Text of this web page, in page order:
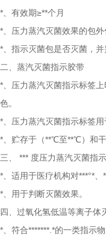
*、有效期≥**个月
*、压力蒸汽灭菌效果的包
*、指示灭菌包是否灭菌，并
二、蒸汽灭菌指示胶带
*、压力蒸汽灭菌指示标签
色。
*、压力蒸汽灭菌指示标签
*、贮存于（**℃至**℃）和
三、
*** 度压力蒸汽灭菌指
*、适用于医疗机构对***°*
*、用于判断灭菌效果。
四、过氧化氢低温等离子体
*、符合*******.*的一类指示物